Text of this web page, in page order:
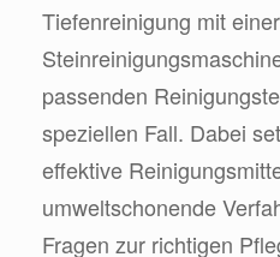
Tiefenreinigung mit einer
passenden
speziellen Fall. Dabei
effektive
umweltschonende
Fragen zur richtigen